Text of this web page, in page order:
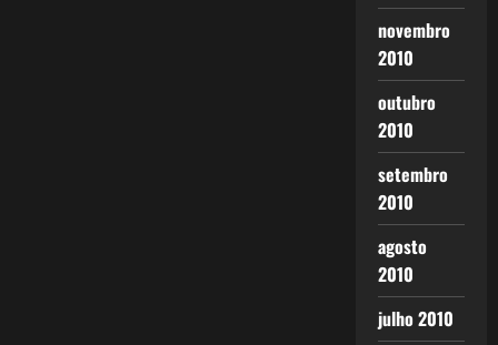
novembro
2010
outubro
2010
setembro
2010
agosto
2010
julho 2010